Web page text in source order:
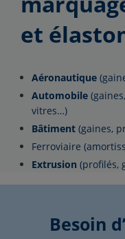
et
Aéronautique
Automobile
vitres…)
Bâtiment (gaines,
Ferroviaire
Extrusion (profilés,
Besoin